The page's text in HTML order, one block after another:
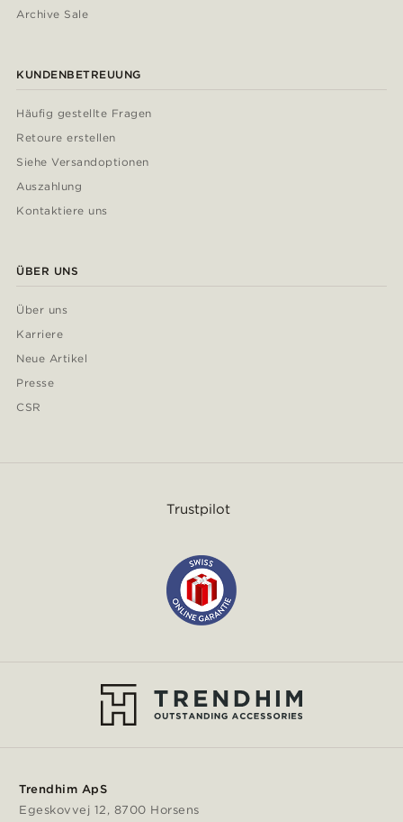
Archive Sale
KUNDENBETREUUNG
Häufig gestellte Fragen
Retoure erstellen
Siehe Versandoptionen
Auszahlung
Kontaktiere uns
ÜBER UNS
Über uns
Karriere
Neue Artikel
Presse
CSR
Trustpilot
Trendhim ApS
Egeskovvej 12, 8700 Horsens